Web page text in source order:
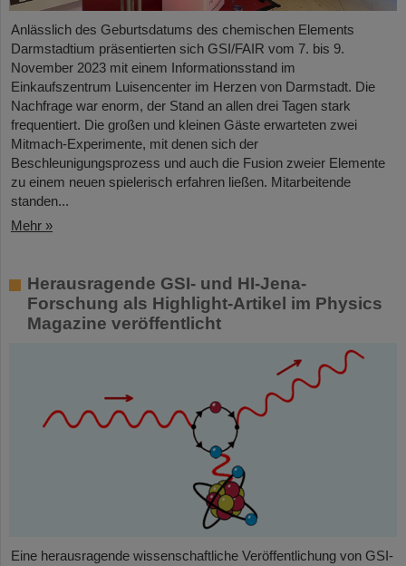
Anlässlich des Geburtsdatums des chemischen Elements
Darmstadtium präsentierten sich GSI/FAIR vom 7. bis 9.
November 2023 mit einem Informationsstand im
Einkaufszentrum Luisencenter im Herzen von Darmstadt. Die
Nachfrage war enorm, der Stand an allen drei Tagen stark
frequentiert. Die großen und kleinen Gäste erwarteten zwei
Mitmach-Experimente, mit denen sich der
Beschleunigungsprozess und auch die Fusion zweier Elemente
zu einem neuen spielerisch erfahren ließen. Mitarbeitende
standen...
Mehr »
Herausragende GSI- und HI-Jena-
Forschung als Highlight-Artikel im Physics
Magazine veröffentlicht
Eine herausragende wissenschaftliche Veröffentlichung von GSI-